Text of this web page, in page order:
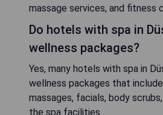
massage services, and fitness
Do hotels with spa in
wellness packages?
Yes, many hotels with spa in
wellness packages that
massages, facials, body
the spa facilities.